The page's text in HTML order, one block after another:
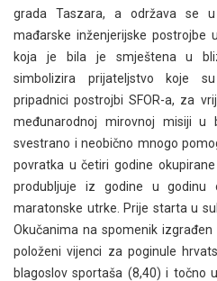
grada Taszara, a održava se u
mađarske inženjerijske postrojbe
koja je bila je smještena u
simbolizira prijateljstvo koje
pripadnici postrojbi SFOR-a, za
međunarodnoj mirovnoj misiji u
svestrano i neobično mnogo
povratka u četiri godine
produbljuje iz godine u godinu
maratonske utrke. Prije starta u
Okučanima na spomenik
položeni vijenci za poginule
blagoslov sportaša (8,40) i točno